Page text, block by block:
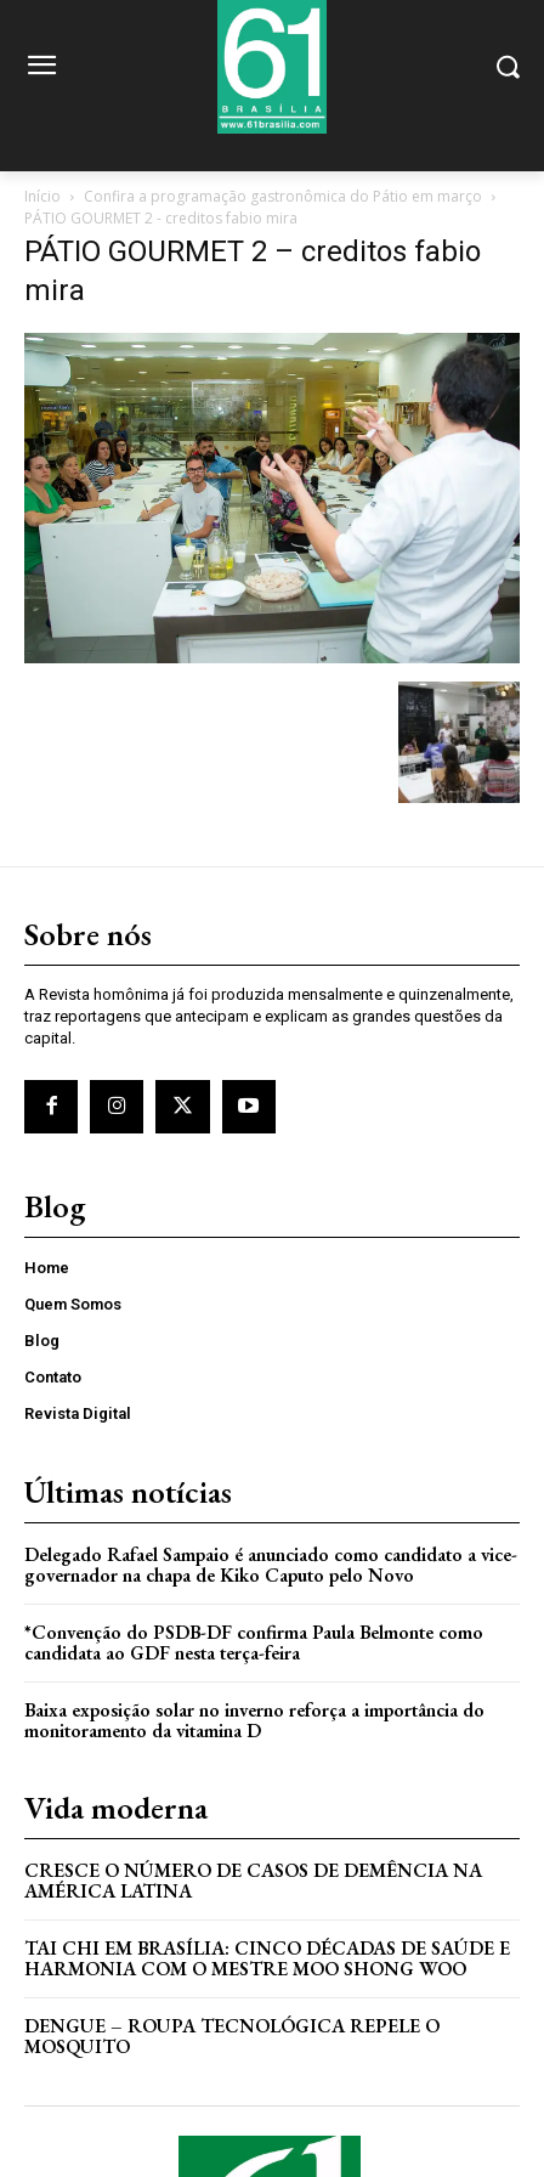
Início
Confira a programação gastronômica do Pátio em março
PÁTIO GOURMET 2 - creditos fabio mira
PÁTIO GOURMET 2 – creditos fabio
mira
Sobre nós
A Revista homônima já foi produzida mensalmente e quinzenalmente,
traz reportagens que antecipam e explicam as grandes questões da
capital.
Blog
Home
Quem Somos
Blog
Contato
Revista Digital
Últimas notícias
Delegado Rafael Sampaio é anunciado como candidato a vice-
governador na chapa de Kiko Caputo pelo Novo
*Convenção do PSDB-DF confirma Paula Belmonte como
candidata ao GDF nesta terça-feira
Baixa exposição solar no inverno reforça a importância do
monitoramento da vitamina D
Vida moderna
CRESCE O NÚMERO DE CASOS DE DEMÊNCIA NA
AMÉRICA LATINA
TAI CHI EM BRASÍLIA: CINCO DÉCADAS DE SAÚDE E
HARMONIA COM O MESTRE MOO SHONG WOO
DENGUE – ROUPA TECNOLÓGICA REPELE O
MOSQUITO